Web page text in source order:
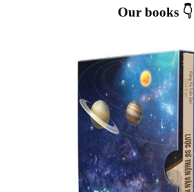
Our books 👇